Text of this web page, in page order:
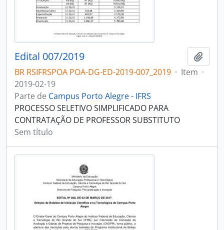
Edital 007/2019
BR RSIFRSPOA POA-DG-ED-2019-007_2019 · Item ·
2019-02-19
Parte de Campus Porto Alegre - IFRS
PROCESSO SELETIVO SIMPLIFICADO PARA
CONTRATAÇÃO DE PROFESSOR SUBSTITUTO
Sem título